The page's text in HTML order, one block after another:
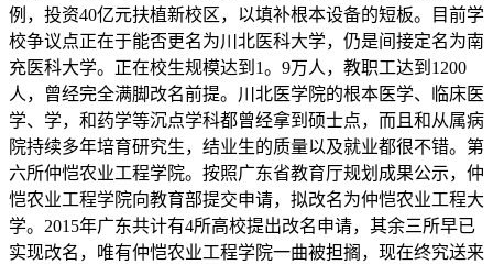
例，投资40亿元扶植新校区，以填补根本设备的短板。目前学
校争议点正在于能否更名为川北医科大学，仍是间接定名为南
充医科大学。正在校生规模达到1。9万人，教职工达到1200
人，曾经完全满脚改名前提。川北医学院的根本医学、临床医
学、学，和药学等沉点学科都曾经拿到硕士点，而且和从属病
院持续多年培育研究生，结业生的质量以及就业都很不错。第
六所仲恺农业工程学院。按照广东省教育厅规划成果公示，仲
恺农业工程学院向教育部提交申请，拟改名为仲恺农业工程大
学。2015年广东共计有4所高校提出改名申请，其余三所早已
实现改名，唯有仲恺农业工程学院一曲被担搁，现在终究送来